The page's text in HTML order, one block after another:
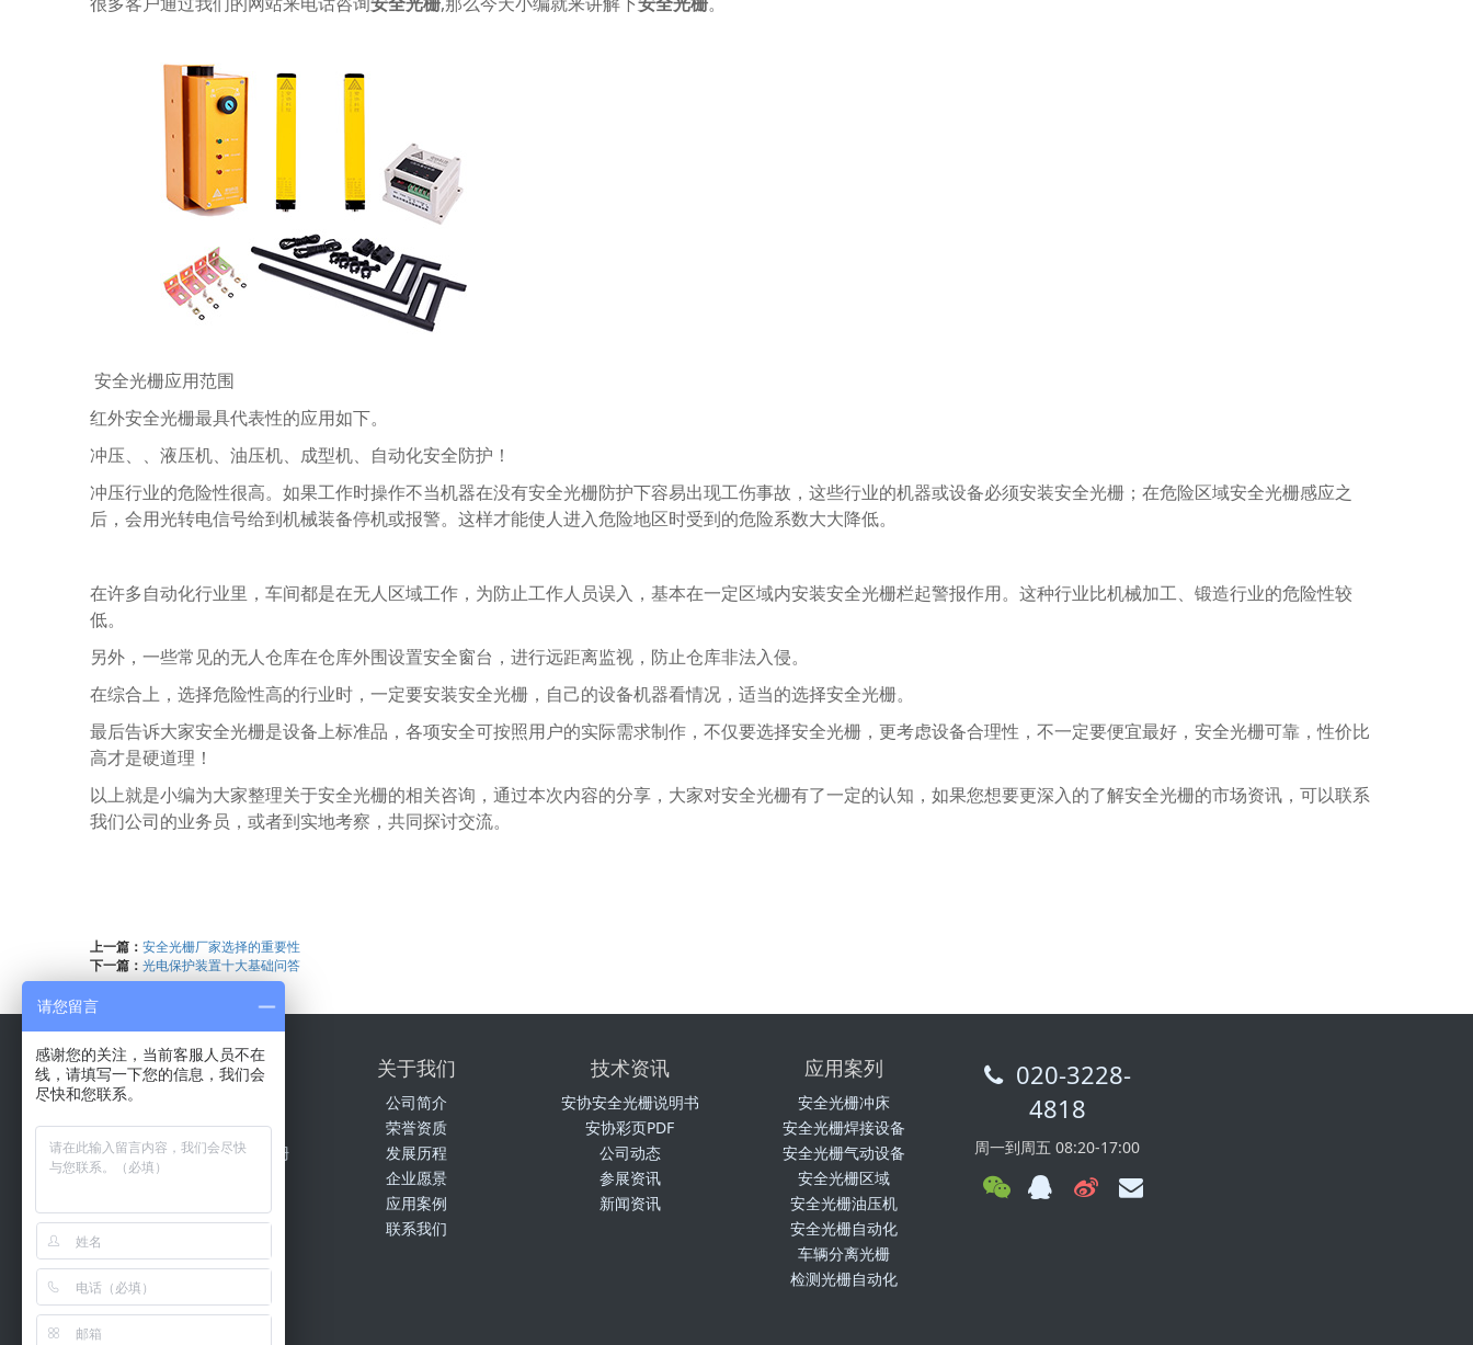
安全光栅应用范围
红外安全光栅最具代表性的应用如下。
冲压、、液压机、油压机、成型机、自动化安全防护！
冲压行业的危险性很高。如果工作时操作不当机器在没有安全光栅防护下容易出现工伤事故，这些行业的机器或设备必须安装安全光栅；在危险区域安全光栅感应之
后，会用光转电信号给到机械装备停机或报警。这样才能使人进入危险地区时受到的危险系数大大降低。
在许多自动化行业里，车间都是在无人区域工作，为防止工作人员误入，基本在一定区域内安装安全光栅栏起警报作用。这种行业比机械加工、锻造行业的危险性较
低。
另外，一些常见的无人仓库在仓库外围设置安全窗台，进行远距离监视，防止仓库非法入侵。
在综合上，选择危险性高的行业时，一定要安装安全光栅，自己的设备机器看情况，适当的选择安全光栅。
最后告诉大家安全光栅是设备上标准品，各项安全可按照用户的实际需求制作，不仅要选择安全光栅，更考虑设备合理性，不一定要便宜最好，安全光栅可靠，性价比
高才是硬道理！
以上就是小编为大家整理关于安全光栅的相关咨询，通过本次内容的分享，大家对安全光栅有了一定的认知，如果您想要更深入的了解安全光栅的市场资讯，可以联系
我们公司的业务员，或者到实地考察，共同探讨交流。
上一篇： 安全光栅厂家选择的重要性
下一篇： 光电保护装置十大基础问答
产品中心
HD检测系列安全光栅
HE车辆分离系列安全光栅
HNE15系列安全光栅
HN系列安全光栅
HSL系列非标安全光栅
关于我们
公司简介
荣誉资质
发展历程
企业愿景
应用案例
联系我们
技术资讯
安协安全光栅说明书
安协彩页PDF
公司动态
参展资讯
新闻资讯
应用案列
安全光栅冲床
安全光栅焊接设备
安全光栅气动设备
安全光栅区域
安全光栅油压机
安全光栅自动化
车辆分离光栅
检测光栅自动化
020-3228-
4818
周一到周五 08:20-17:00
请您留言
感谢您的关注，当前客服人员不在
线，请填写一下您的信息，我们会
尽快和您联系。